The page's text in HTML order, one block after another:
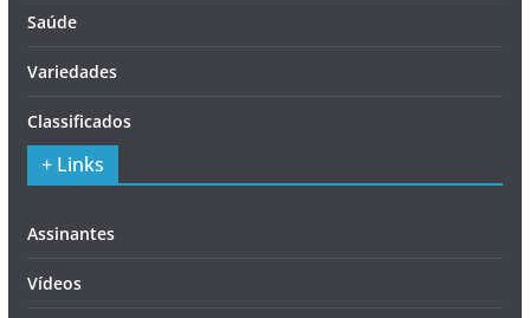
Saúde
Variedades
Classificados
+ Links
Assinantes
Vídeos